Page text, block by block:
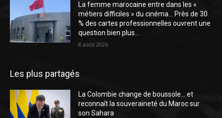
La femme marocaine entre dans les «
métiers difficiles » du cinéma… Près de 30
% des cartes professionnelles ouvrent une
question bien plus...
8 août 2026
Les plus partagés
La Colombie change de boussole… et
reconnaît la souveraineté du Maroc sur
son Sahara